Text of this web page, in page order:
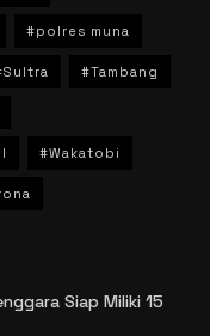
#polres muna
#Tambang
#Wakatobi
Siap Miliki 15